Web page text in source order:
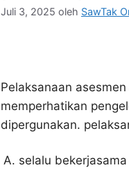
Juli 3, 2025 oleh SawTak
Pelaksanaan
memperhatikan
dipergunakan.
selalu